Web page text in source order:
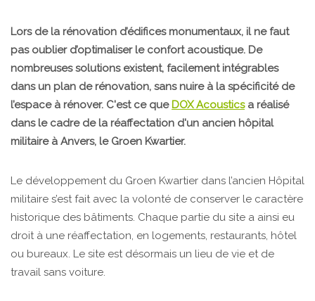
Lors de la rénovation d’édifices monumentaux, il ne faut
pas oublier d’optimaliser le confort acoustique. De
nombreuses solutions existent, facilement intégrables
dans un plan de rénovation, sans nuire à la spécificité de
l’espace à rénover. C'est ce que DOX Acousticsa réalisé
dans le cadre de la réaffectation d'un ancien hôpital
militaire à Anvers, le Groen Kwartier.
Le développement du Groen Kwartier dans l’ancien Hôpital
militaire s’est fait avec la volonté de conserver le caractère
historique des bâtiments. Chaque partie du site a ainsi eu
droit à une réaffectation, en logements, restaurants, hôtel
ou bureaux. Le site est désormais un lieu de vie et de
travail sans voiture.